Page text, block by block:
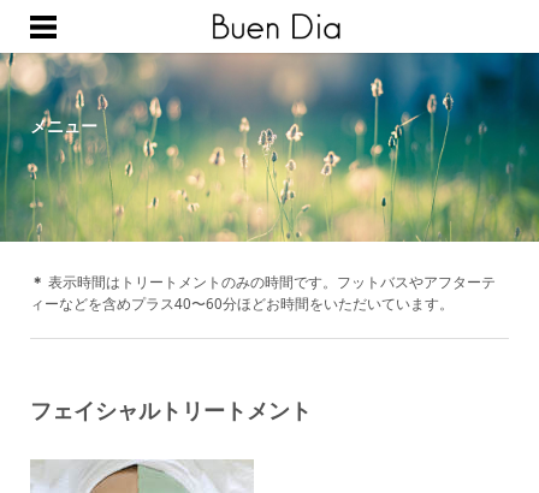
ホーム
メニュー
ご予約
店舗案内
取扱い商品
メニュー
＊ 表示時間はトリートメントのみの時間です。フットバスやアフターテ
ィーなどを含めプラス40〜60分ほどお時間をいただいています。
フェイシャルトリートメント